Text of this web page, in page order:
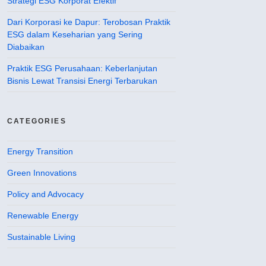
Dari Korporasi ke Dapur: Terobosan Praktik
ESG dalam Keseharian yang Sering
Diabaikan
Praktik ESG Perusahaan: Keberlanjutan
Bisnis Lewat Transisi Energi Terbarukan
CATEGORIES
Energy Transition
Green Innovations
Policy and Advocacy
Renewable Energy
Sustainable Living